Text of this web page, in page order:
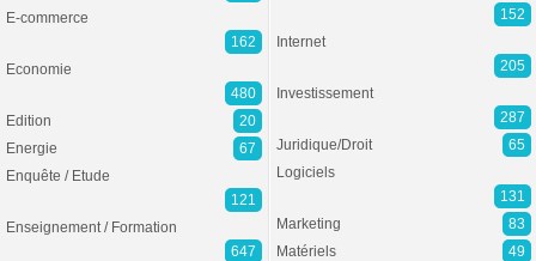
E-commerce
162
Economie
480
Edition
20
Energie
67
Enquête / Etude
121
Enseignement / Formation
647
152
Internet
205
Investissement
287
Juridique/Droit
65
Logiciels
131
Marketing
83
Matériels
49